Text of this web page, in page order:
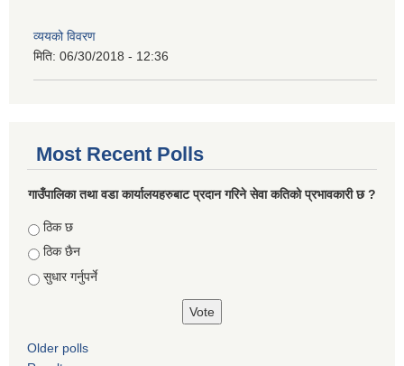
व्ययको विवरण
मिति: 06/30/2018 - 12:36
Most Recent Polls
गाउँपालिका तथा वडा कार्यालयहरुबाट प्रदान गरिने सेवा कतिको प्रभावकारी छ ?
Choices
ठिक छ
ठिक छैन
सुधार गर्नुपर्ने
Older polls